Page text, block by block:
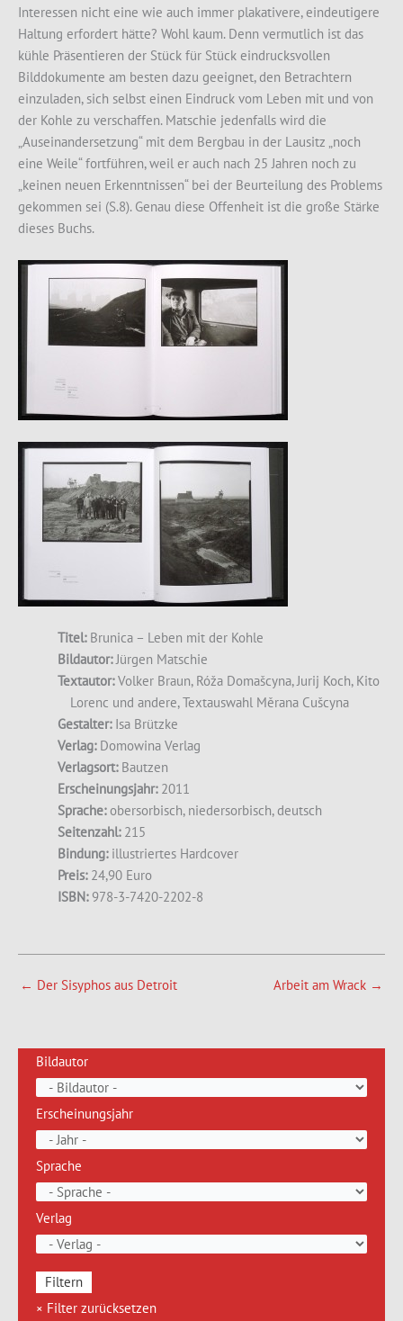
Interessen nicht eine wie auch immer plakativere, eindeutigere
Haltung erfordert hätte? Wohl kaum. Denn vermutlich ist das
kühle Präsentieren der Stück für Stück eindrucksvollen
Bilddokumente am besten dazu geeignet, den Betrachtern
einzuladen, sich selbst einen Eindruck vom Leben mit und von
der Kohle zu verschaffen. Matschie jedenfalls wird die
„Auseinandersetzung“ mit dem Bergbau in der Lausitz „noch
eine Weile“ fortführen, weil er auch nach 25 Jahren noch zu
„keinen neuen Erkenntnissen“ bei der Beurteilung des Problems
gekommen sei (S.8). Genau diese Offenheit ist die große Stärke
dieses Buchs.
Titel: Brunica – Leben mit der Kohle
Bildautor:Jürgen Matschie
Textautor:Volker Braun, Róža Domašcyna, Jurij Koch, Kito
Lorenc und andere, Textauswahl Měrana Cušcyna
Gestalter: Isa Brützke
Verlag: Domowina Verlag
Verlagsort: Bautzen
Erscheinungsjahr: 2011
Sprache: obersorbisch, niedersorbisch, deutsch
Seitenzahl: 215
Bindung: illustriertes Hardcover
Preis: 24,90 Euro
ISBN: 978-3-7420-2202-8
← Der Sisyphos aus Detroit Arbeit am Wrack →
Bildautor
Erscheinungsjahr
Sprache
Verlag